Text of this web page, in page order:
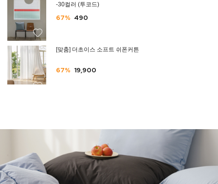
-30컬러 (투코드)
67% 490
[맞춤] 더초이스 소프트 쉬폰커튼
67% 19,900